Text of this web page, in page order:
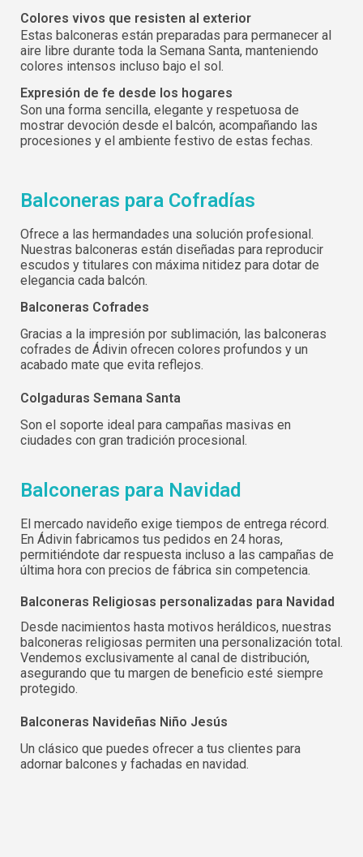
Colores vivos que resisten al exterior
Estas balconeras están preparadas para permanecer al
aire libre durante toda la Semana Santa, manteniendo
colores intensos incluso bajo el sol.
Expresión de fe desde los hogares
Son una forma sencilla, elegante y respetuosa de
mostrar devoción desde el balcón, acompañando las
procesiones y el ambiente festivo de estas fechas.
Balconeras para Cofradías
Ofrece a las hermandades una solución profesional.
Nuestras balconeras están diseñadas para reproducir
escudos y titulares con máxima nitidez para dotar de
elegancia cada balcón.
Balconeras Cofrades
Gracias a la impresión por sublimación, las balconeras
cofrades de Ádivin ofrecen colores profundos y un
acabado mate que evita reflejos.
Colgaduras Semana Santa
Son el soporte ideal para campañas masivas en
ciudades con gran tradición procesional.
Balconeras para Navidad
El mercado navideño exige tiempos de entrega récord.
En Ádivin fabricamos tus pedidos en 24 horas,
permitiéndote dar respuesta incluso a las campañas de
última hora con precios de fábrica sin competencia.
Balconeras Religiosas personalizadas para Navidad
Desde nacimientos hasta motivos heráldicos, nuestras
balconeras religiosas permiten una personalización total.
Vendemos exclusivamente al canal de distribución,
asegurando que tu margen de beneficio esté siempre
protegido.
Balconeras Navideñas Niño Jesús
Un clásico que puedes ofrecer a tus clientes para
adornar balcones y fachadas en navidad.